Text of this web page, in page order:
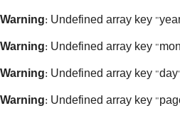
Warning: Undefined array key
Warning: Undefined array key
Warning: Undefined array key
Warning: Undefined array key